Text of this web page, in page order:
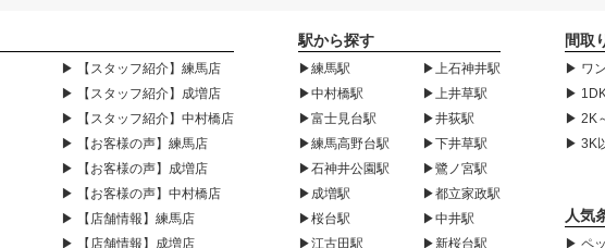
▶ 【スタッフ紹介】練馬店
▶ 【スタッフ紹介】成増店
▶ 【スタッフ紹介】中村橋店
▶ 【お客様の声】練馬店
▶ 【お客様の声】成増店
▶ 【お客様の声】中村橋店
▶ 【店舗情報】練馬店
▶ 【店舗情報】成増店
駅から探す
▶練馬駅
▶中村橋駅
▶富士見台駅
▶練馬高野台駅
▶石神井公園駅
▶成増駅
▶桜台駅
▶江古田駅
▶上石神井駅
▶上井草駅
▶井荻駅
▶下井草駅
▶鷺ノ宮駅
▶都立家政駅
▶中井駅
▶新桜台駅
間取
▶ ワ
▶
▶ 2K
▶ 3K
人気
▶ ペ